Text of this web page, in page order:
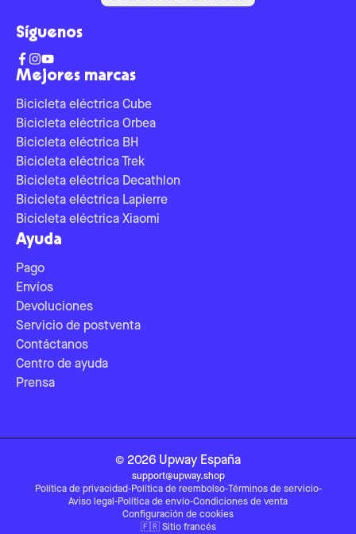
Mejores marcas
Bicicleta eléctrica Cube
Bicicleta eléctrica Orbea
Bicicleta eléctrica BH
Bicicleta eléctrica Trek
Bicicleta eléctrica Decathlon
Bicicleta eléctrica Lapierre
Bicicleta eléctrica Xiaomi
Ayuda
Pago
Envíos
Devoluciones
Servicio de postventa
Contáctanos
Centro de ayuda
Prensa
Síguenos
© 2026 Upway España
support@upway.shop
Política de privacidad-Política de reembolso-Términos de servicio-
Aviso legal -Política de envío-Condiciones de venta
Configuración de cookies
🇫🇷 Sitio francés